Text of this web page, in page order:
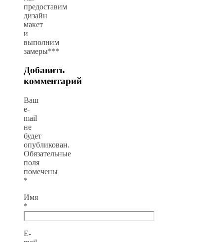
предоставим
дизайн
макет
и
выполним
замеры***
Добавить
комментарий
Ваш
e-
mail
не
будет
опубликован.
Обязательные
поля
помечены
*
Имя
*
E-